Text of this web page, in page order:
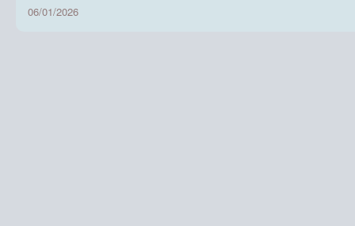
06/01/2026